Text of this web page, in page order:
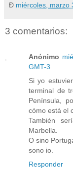
Ð miércoles, marzo
3 comentarios:
Anónimo
GMT-3
Si yo
terminal de
Península,
cómo está el
También
Marbella.
O sino
sono io.
Responder